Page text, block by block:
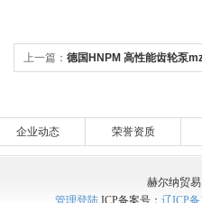
上一篇： 德国HNPM 高性能齿轮泵
企业动态 荣誉资质
赫尔纳贸
管理登陆ICP备案号： 辽ICP备